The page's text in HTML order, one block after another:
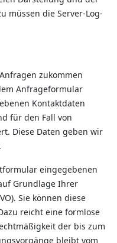
müssen die Server-Log-
zukommen
Anfrageformular
Kontaktdaten
für den Fall von
Diese Daten geben wir
eingegebenen
Grundlage Ihrer
Sie können diese
reicht eine formlose
der bis zum
bleibt vom